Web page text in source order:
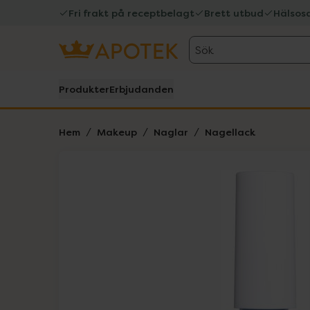
Fri frakt på receptbelagt Brett utbud
Sök
ProdukterErbjudanden
Hem Makeup Naglar Nagellack